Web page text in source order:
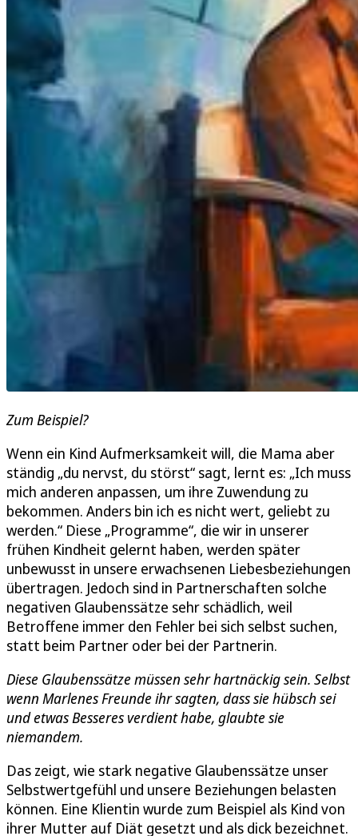
Zum Beispiel?
Wenn ein Kind Aufmerksamkeit will, die Mama aber
ständig „du nervst, du störst“ sagt, lernt es: „Ich muss
mich anderen anpassen, um ihre Zuwendung zu
bekommen. Anders bin ich es nicht wert, geliebt zu
werden.“ Diese „Programme“, die wir in unserer
frühen Kindheit gelernt haben, werden später
unbewusst in unsere erwachsenen Liebesbeziehungen
übertragen. Jedoch sind in Partnerschaften solche
negativen Glaubenssätze sehr schädlich, weil
Betroffene immer den Fehler bei sich selbst suchen,
statt beim Partner oder bei der Partnerin.
Diese Glaubenssätze müssen sehr hartnäckig sein. Selbst
wenn Marlenes Freunde ihr sagten, dass sie hübsch sei
und etwas Besseres verdient habe, glaubte sie
niemandem.
Das zeigt, wie stark negative Glaubenssätze unser
Selbstwertgefühl und unsere Beziehungen belasten
können. Eine Klientin wurde zum Beispiel als Kind von
ihrer Mutter auf Diät gesetzt und als dick bezeichnet.